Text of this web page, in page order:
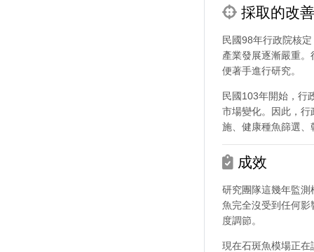
採取的改
民國98年行政院核
產業發展逐漸嚴重
便著手進行研究。
民國103年開始，行
市場變化。因此，
施、健康種魚篩選
成效
研究團隊這幾年監
魚完全沒受到任何
度調節。
現在石斑魚模場正